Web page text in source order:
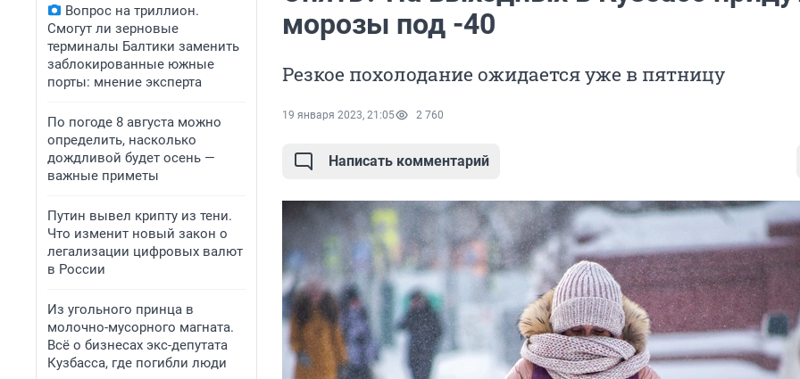
Вопрос на триллион.
Смогут ли зерновые
терминалы Балтики заменить
заблокированные южные
порты: мнение эксперта
По погоде 8 августа можно
определить, насколько
дождливой будет осень —
важные приметы
Путин вывел крипту из тени.
Что изменит новый закон о
легализации цифровых валют
в России
Из угольного принца в
молочно-мусорного магната.
Всё о бизнесах экс-депутата
Кузбасса, где погибли люди
морозы под -40
Резкое похолодание ожидается уже в пятницу
19 января 2023, 21:05 2 760
Написать комментарий